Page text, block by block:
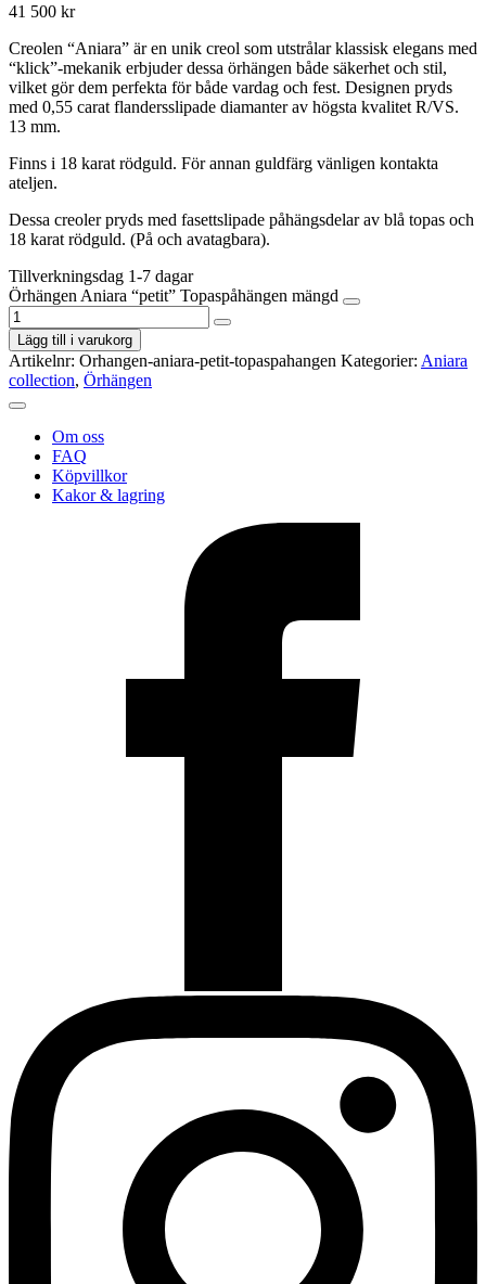
41 500 kr
Creolen “Aniara” är en unik creol som utstrålar klassisk elegans med
“klick”-mekanik erbjuder dessa örhängen både säkerhet och stil,
vilket gör dem perfekta för både vardag och fest. Designen pryds
med 0,55 carat flandersslipade diamanter av högsta kvalitet R/VS.
13 mm.
Finns i 18 karat rödguld. För annan guldfärg vänligen kontakta
ateljen.
Dessa creoler pryds med fasettslipade påhängsdelar av blå topas och
18 karat rödguld. (På och avatagbara).
Tillverkningsdag 1-7 dagar
Örhängen Aniara “petit” Topaspåhängen mängd
Lägg till i varukorg
Artikelnr: Orhangen-aniara-petit-topaspahangen Kategorier: Aniara
collection, Örhängen
Om oss
FAQ
Köpvillkor
Kakor & lagring